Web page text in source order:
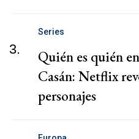
3.
Series
Quién es quién
Casán: Netflix
personajes